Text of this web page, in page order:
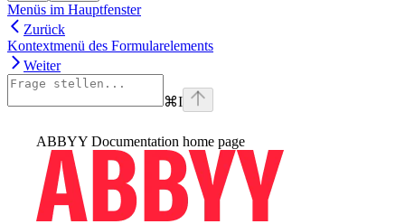
Menüs im Hauptfenster
Zurück
Kontextmenü des Formularelements
Weiter
⌘I
ABBYY Documentation home page